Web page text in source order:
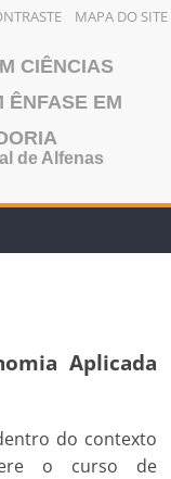
MAPA DO SITE
CIÊNCIAS
ÊNFASE EM
de Alfenas
Aplicada
do contexto
o curso de